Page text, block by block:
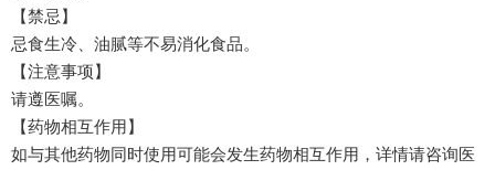
【禁忌】
忌食生冷、油腻等不易消化食品。
【注意事项】
请遵医嘱。
【药物相互作用】
如与其他药物同时使用可能会发生药物相互作用，详情请咨询医